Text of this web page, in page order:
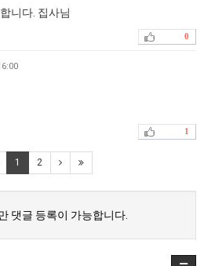
니다. 집사님
0
1
1 2
댓글 등록이 가능합니다.